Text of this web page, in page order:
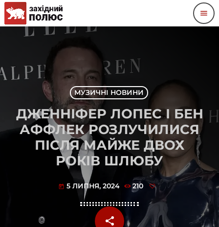
menu
МУЗИЧНІ НОВИНИ
ДЖЕННІФЕР ЛОПЕС І БЕН
АФФЛЕК РОЗЛУЧИЛИСЯ
ПІСЛЯ МАЙЖЕ ДВОХ
РОКІВ ШЛЮБУ
today 5 ЛИПНЯ, 2024 210
share
email